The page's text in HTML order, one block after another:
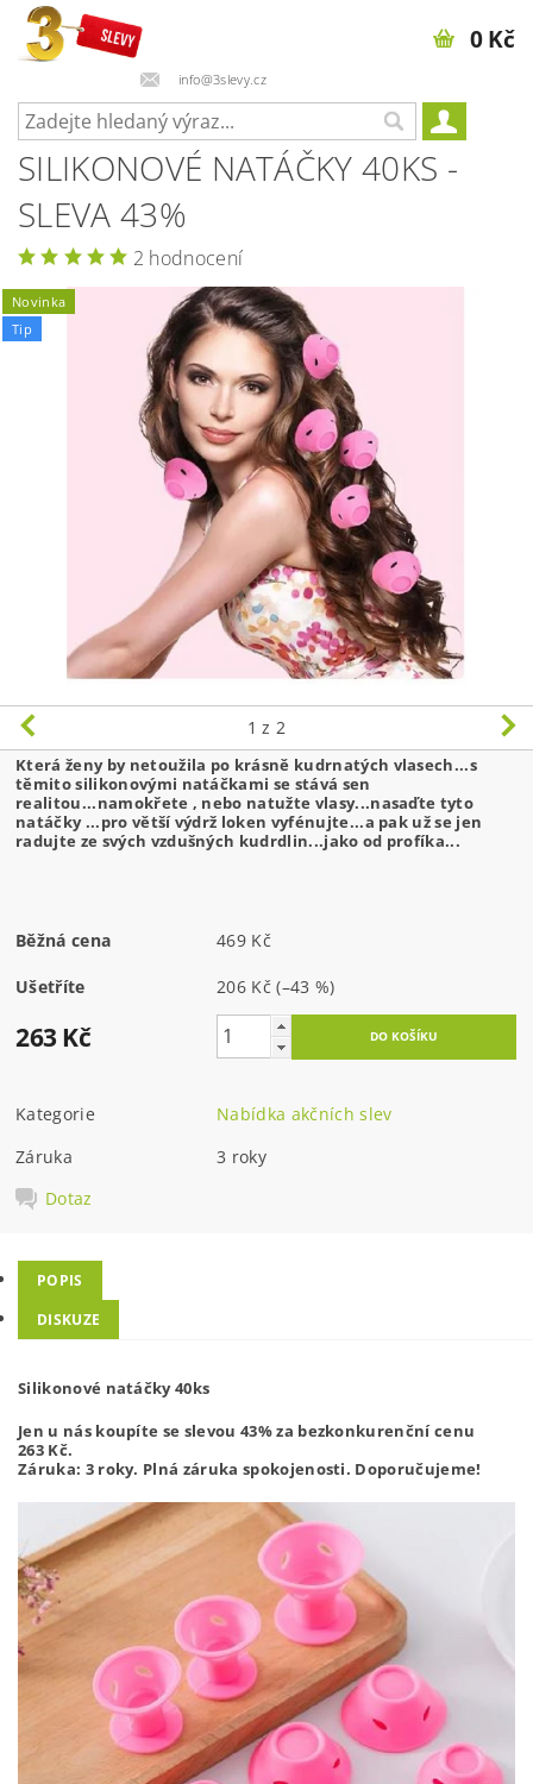
info@3slevy.cz
0 Kč
SILIKONOVÉ NATÁČKY 40KS -
SLEVA 43%
2 hodnocení
Novinka
Tip
1 z 2
Která ženy by netoužila po krásně kudrnatých vlasech...s
těmito silikonovými natáčkami se stává sen
realitou...namokřete , nebo natužte vlasy...nasaďte tyto
natáčky ...pro větší výdrž loken vyfénujte...a pak už se jen
radujte ze svých vzdušných kudrdlin...jako od profíka...
Běžná cena 469 Kč
Ušetříte 206 Kč(–43 %)
263 Kč
Kategorie
Nabídka akčních slev
Záruka
3 roky
Dotaz
POPIS
DISKUZE
Silikonové natáčky 40ks
Jen u nás koupíte se slevou 43% za bezkonkurenční cenu
263 Kč.
Záruka: 3 roky. Plná záruka spokojenosti. Doporučujeme!